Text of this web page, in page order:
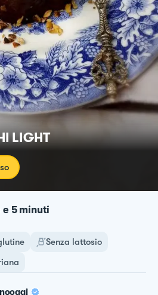
LIGHT
e 5 minuti
Senza lattosio